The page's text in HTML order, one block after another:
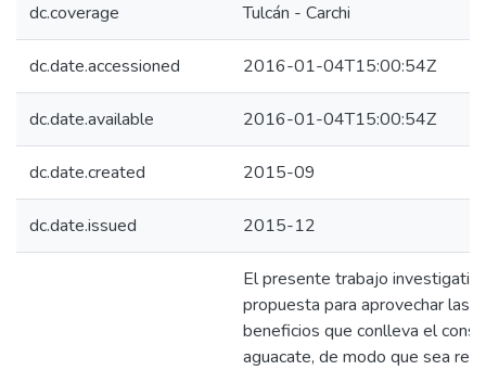
dc.coverage Tulcán - Carchi
dc.date.accessioned 2016-01-04T15:00:54Z
dc.date.available 2016-01-04T15:00:54Z
dc.date.created 2015-09
dc.date.issued 2015-12
El presente trabajo
propuesta para aprovechar las
beneficios que conlleva el
aguacate, de modo que sea